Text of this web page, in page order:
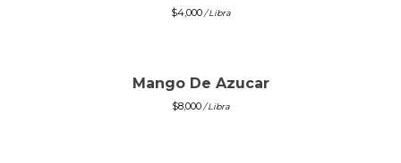
$4,000/ Libra
Mango De Azucar
$8,000/ Libra